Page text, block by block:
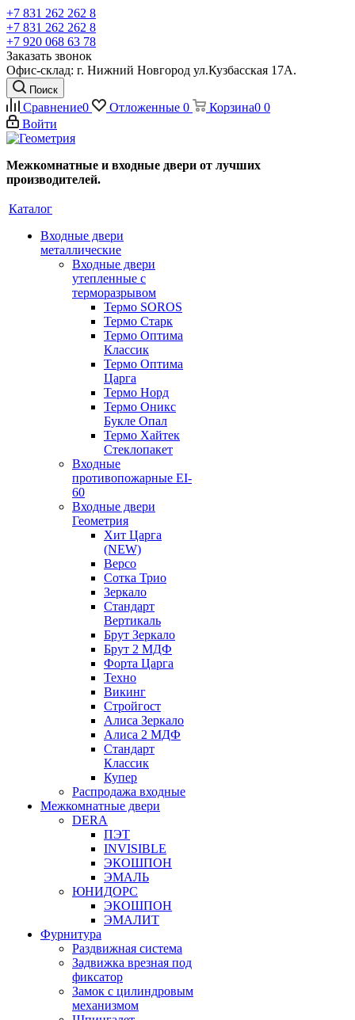
+7 831 262 262 8
+7 831 262 262 8
+7 920 068 63 78
Заказать звонок
Офис-склад: г. Нижний Новгород ул.Кузбасская 17А.
Поиск
Сравнение0 Отложенные 0 Корзина0 0
Войти
Межкомнатные и входные двери от лучших
производителей.
Каталог
Входные двери
металлические
Входные двери
утепленные с
терморазрывом
Термо SOROS
Термо Старк
Термо Оптима
Классик
Термо Оптима
Царга
Термо Норд
Термо Оникс
Букле Опал
Термо Хайтек
Стеклопакет
Входные
противопожарные EI-
60
Входные двери
Геометрия
Хит Царга
(NEW)
Версо
Сотка Трио
Зеркало
Стандарт
Вертикаль
Брут Зеркало
Брут 2 МДФ
Форта Царга
Техно
Викинг
Стройгост
Алиса Зеркало
Алиса 2 МДФ
Стандарт
Классик
Купер
Распродажа входные
Межкомнатные двери
DERA
ПЭТ
INVISIBLE
ЭКОШПОН
ЭМАЛЬ
ЮНИДОРС
ЭКОШПОН
ЭМАЛИТ
Фурнитура
Раздвижная система
Задвижка врезная под
фиксатор
Замок с цилиндровым
механизмом